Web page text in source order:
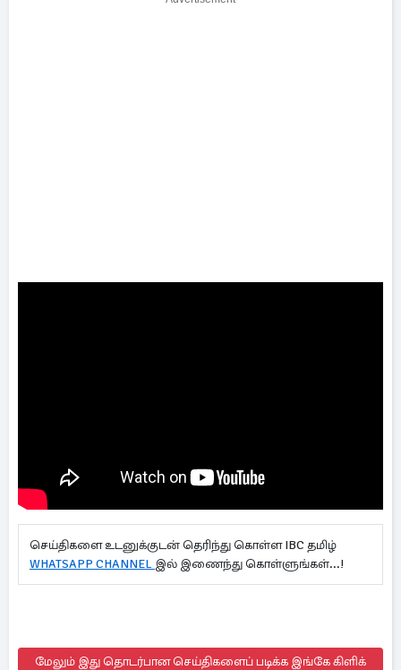
செய்திகளை உடனுக்குடன் தெரிந்து கொள்ள IBC தமிழ்
WHATSAPP CHANNEL இல் இணைந்து கொள்ளுங்கள்...!
மேலும் இது தொடர்பான செய்திகளைப் படிக்க இங்கே கிளிக்